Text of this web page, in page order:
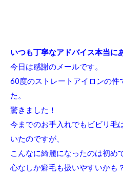
いつも丁寧なアドバイス本当に
今日は感謝のメールです。
60度のストレートアイロンの件
た。
驚きました！
今までのお手入れでもビビリ毛
いたのですが、
こんなに綺麗になったのは初め
心なしか癖毛も扱いやすいかも